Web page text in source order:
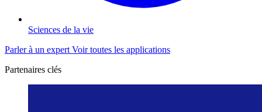
Sciences de la vie
Parler à un expert Voir toutes les applications
Partenaires clés